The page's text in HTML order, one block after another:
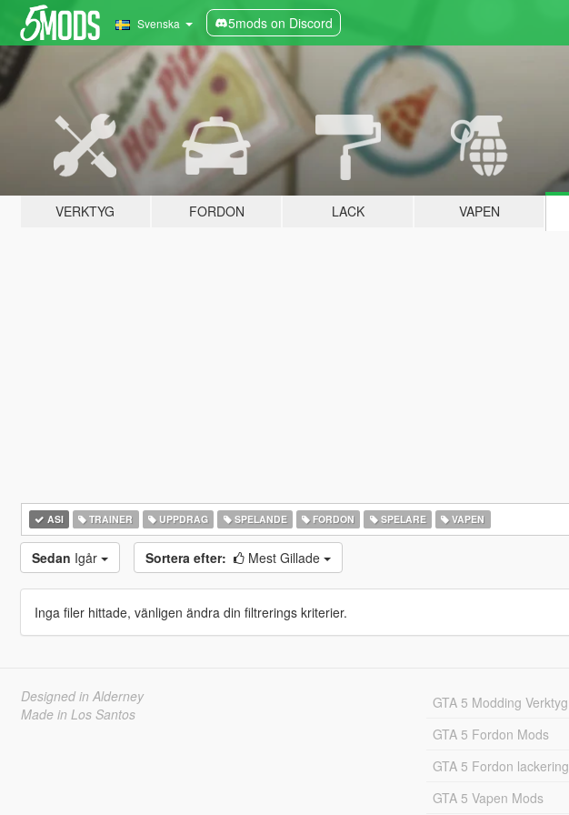
Svenska 5mods on Discord
VERKTYG FORDON LACK VAPEN
ASI TRAINER UPPDRAG SPELANDE FORDON SPELARE VAPEN
Sedan Igår Sortera efter: Mest Gillade
Inga filer hittade, vänligen ändra din filtrerings kriterier.
Designed in Alderney
Made in Los Santos
GTA 5 Modding Verktyg
GTA 5 Fordon Mods
GTA 5 Fordon lackering
GTA 5 Vapen Mods